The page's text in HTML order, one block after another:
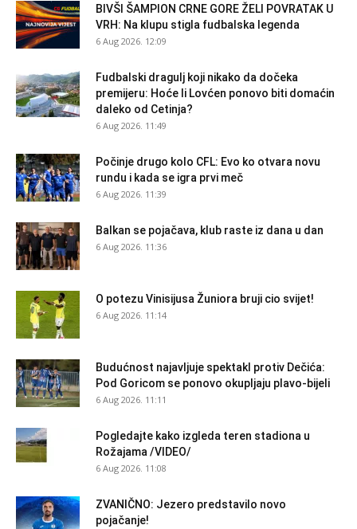
BIVŠI ŠAMPION CRNE GORE ŽELI POVRATAK U
VRH: Na klupu stigla fudbalska legenda
6 Aug 2026. 12:09
Fudbalski dragulj koji nikako da dočeka
premijeru: Hoće li Lovćen ponovo biti domaćin
daleko od Cetinja?
6 Aug 2026. 11:49
Počinje drugo kolo CFL: Evo ko otvara novu
rundu i kada se igra prvi meč
6 Aug 2026. 11:39
Balkan se pojačava, klub raste iz dana u dan
6 Aug 2026. 11:36
O potezu Vinisijusa Žuniora bruji cio svijet!
6 Aug 2026. 11:14
Budućnost najavljuje spektakl protiv Dečića:
Pod Goricom se ponovo okupljaju plavo-bijeli
6 Aug 2026. 11:11
Pogledajte kako izgleda teren stadiona u
Rožajama /VIDEO/
6 Aug 2026. 11:08
ZVANIČNO: Jezero predstavilo novo
pojačanje!